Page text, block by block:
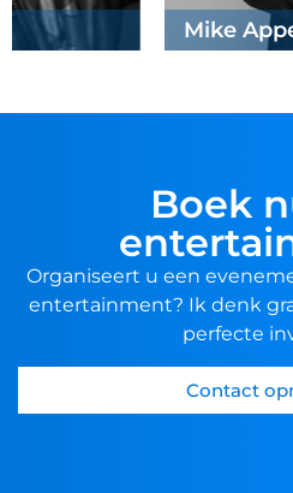
Mike Appelhof
Boek
Organiseert u een
entertainment? Ik denk
perfecte
Contact